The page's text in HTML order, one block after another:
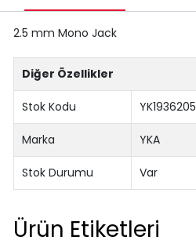
2.5 mm Mono Jack
Diğer Özellikler
Stok Kodu YK1936205
Marka YKA
Stok Durumu Var
Ürün Etiketleri